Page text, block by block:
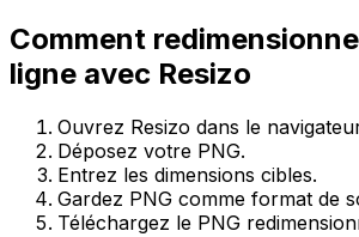
Comment
ligne avec Resizo
Ouvrez Resizo dans le
Déposez votre PNG.
Entrez les dimensions cibles.
Gardez PNG comme format de
Téléchargez le PNG